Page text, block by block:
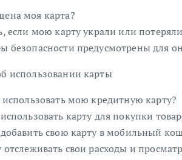
моя карта?
если мою карту украли или
безопасности предусмотрены для
использовании карты
использовать мою кредитную карту?
карту для покупки
свою карту в мобильный
отслеживать свои расходы и